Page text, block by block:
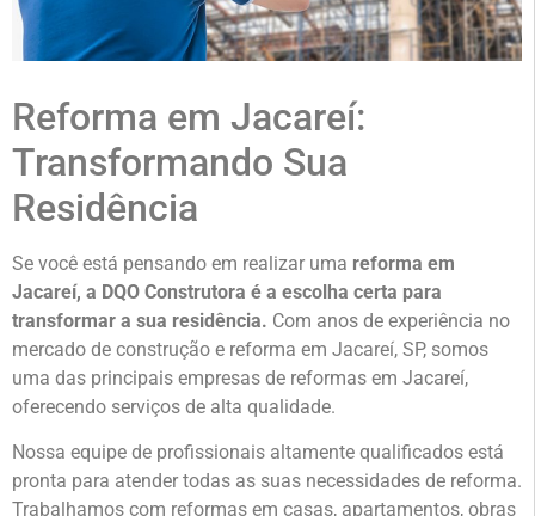
Reforma em Jacareí:
Transformando Sua
Residência
Se você está pensando em realizar uma reforma em
Jacareí, a DQO Construtora é a escolha certa para
transformar a sua residência. Com anos de experiência no
mercado de construção e reforma em Jacareí, SP, somos
uma das principais empresas de reformas em Jacareí,
oferecendo serviços de alta qualidade.
Nossa equipe de profissionais altamente qualificados está
pronta para atender todas as suas necessidades de reforma.
Trabalhamos com reformas em casas, apartamentos, obras